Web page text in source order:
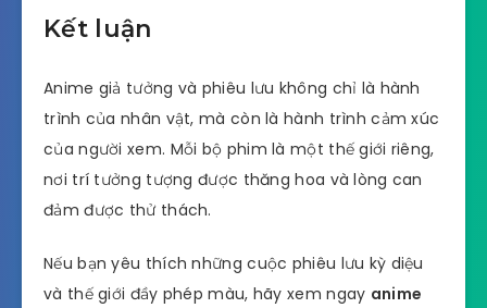
Kết luận
Anime giả tưởng và phiêu lưu không chỉ là hành
trình của nhân vật, mà còn là hành trình cảm xúc
của người xem. Mỗi bộ phim là một thế giới riêng,
nơi trí tưởng tượng được thăng hoa và lòng can
đảm được thử thách.
Nếu bạn yêu thích những cuộc phiêu lưu kỳ diệu
và thế giới đầy phép màu, hãy xem ngay anime